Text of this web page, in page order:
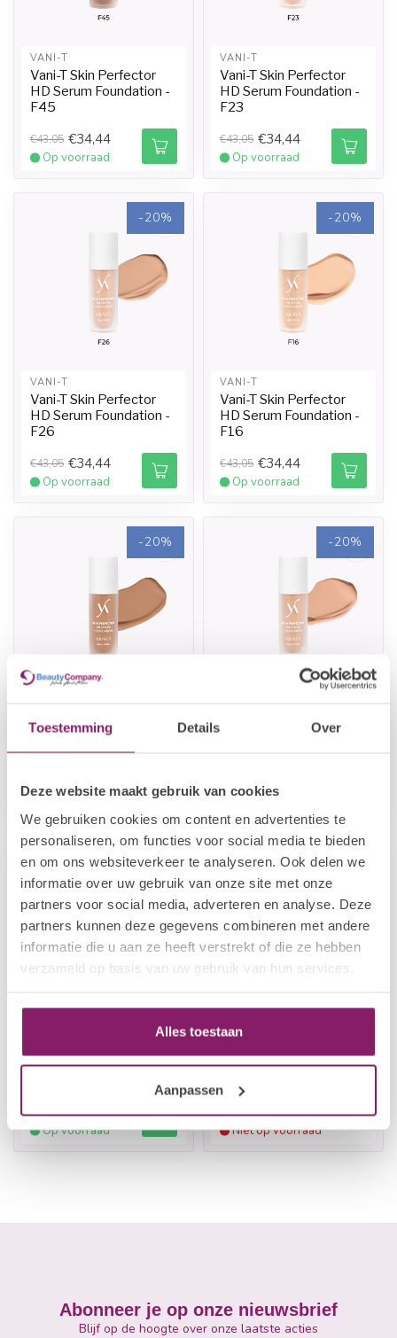
Toestemming Details Over
Deze website maakt gebruik van cookies
We gebruiken cookies om content en advertenties te
personaliseren, om functies voor social media te bieden
en om ons websiteverkeer te analyseren. Ook delen we
informatie over uw gebruik van onze site met onze
partners voor social media, adverteren en analyse. Deze
partners kunnen deze gegevens combineren met andere
informatie die u aan ze heeft verstrekt of die ze hebben
verzameld op basis van uw gebruik van hun services.
Alles toestaan
Aanpassen
VANI-T
Vani-T Skin Perfector
HD Serum Foundation -
F45
€43,05 €34,44
Op voorraad
VANI-T
Vani-T Skin Perfector
HD Serum Foundation -
F23
€43,05 €34,44
Op voorraad
-20%
VANI-T
Vani-T Skin Perfector
HD Serum Foundation -
F26
€43,05 €34,44
Op voorraad
-20%
VANI-T
Vani-T Skin Perfector
HD Serum Foundation -
F16
€43,05 €34,44
Op voorraad
-20%
Vani-T Skin Perfector
HD Serum Foundation -
F36
€43,05 €34,44
-20%
Vani-T Skin Perfector
€43,05 €34,44
-20%
HD Serum Foundation -
€43,05 €34,44
Op voorraad
-20%
VANI-T
HD Serum Foundation -
€43,05 €34,44
Niet op voorraad
Abonneer je op onze nieuwsbrief
Blijf op de hoogte over onze laatste acties